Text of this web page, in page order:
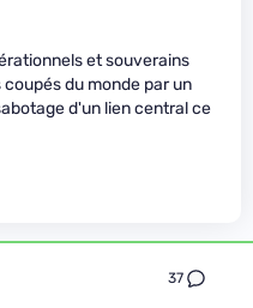
37
et souverains
du monde par un
d'un lien central ce